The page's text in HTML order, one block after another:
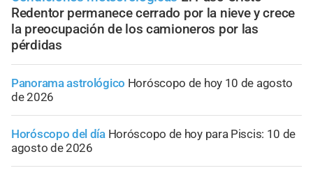
Redentor permanece cerrado por la nieve y crece
la preocupación de los camioneros por las
pérdidas
Panorama astrológico Horóscopo de hoy 10 de agosto
de 2026
Horóscopo del día Horóscopo de hoy para Piscis: 10 de
agosto de 2026